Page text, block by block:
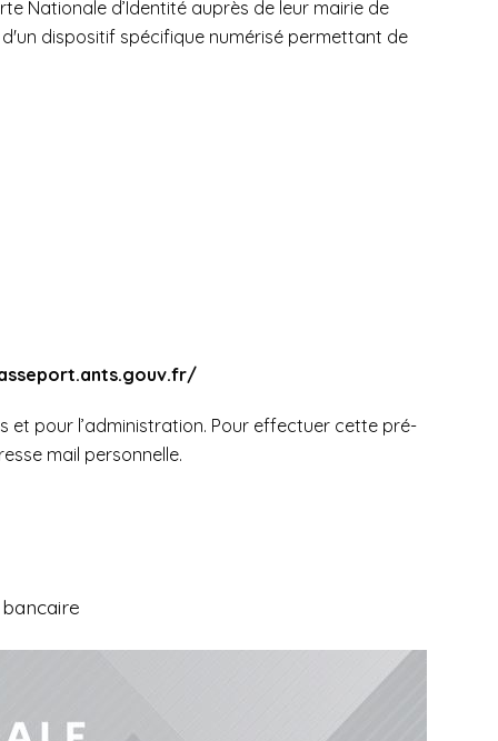
Nationale d’Identité auprès de leur mairie de
dispositif spécifique numérisé permettant de
pour l’administration. Pour effectuer cette pré-
mail personnelle.